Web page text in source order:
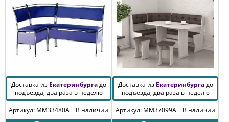
Доставка из Екатеринбургадо
подъезда, два раза в неделю
Артикул: MM33480A
В наличии
Доставка из Екатеринбургадо
подъезда, два раза в неделю
Артикул: MM37099A
В наличии